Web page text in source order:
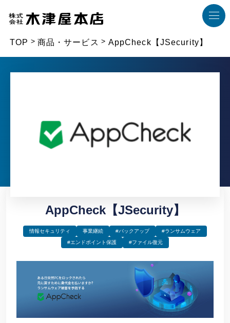
TOP 商品・サービス AppCheck【JSecurity】
AppCheck【JSecurity】
情報セキュリティ 事業継続 #バックアップ
#ランサムウェア
#エンドポイント保護
#ファイル復元